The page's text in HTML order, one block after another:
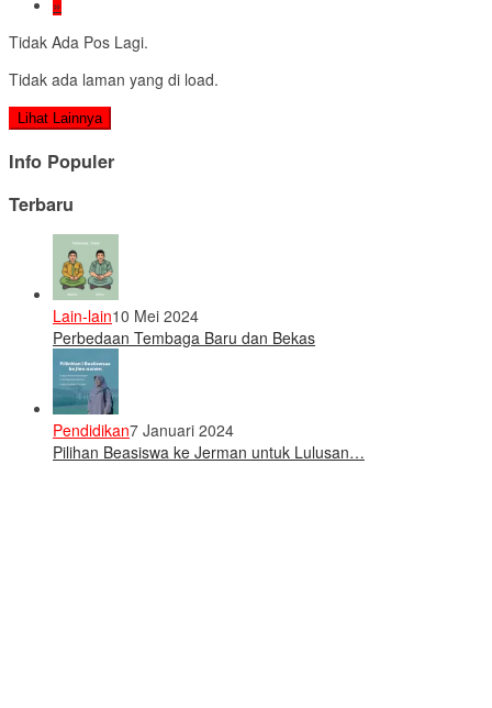
»
Tidak Ada Pos Lagi.
Tidak ada laman yang di load.
Lihat Lainnya
Info Populer
Terbaru
Lain-lain10 Mei 2024
Perbedaan Tembaga Baru dan Bekas
Pendidikan7 Januari 2024
Pilihan Beasiswa ke Jerman untuk Lulusan…